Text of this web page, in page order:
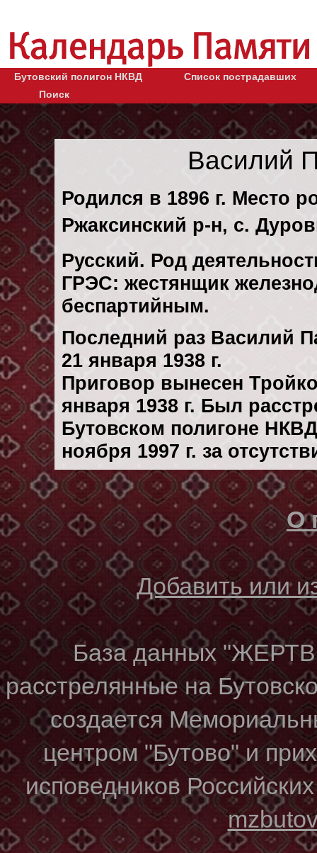
Бутовский полигон НКВД
Список пострадавших
Поиск
Василий
Родился в 1896 г. Место
Ржаксинский р-н, с.
Русский. Род
ГРЭС: жестянщик
беспартийным.
Последний раз Василий
21 января 1938 г.
Приговор вынесен
января 1938 г. Был
Бутовском полигоне
ноября 1997 г. за
О
Добавить или
База данных
расстрелянные на
создается
центром "Бутово" и
исповедников